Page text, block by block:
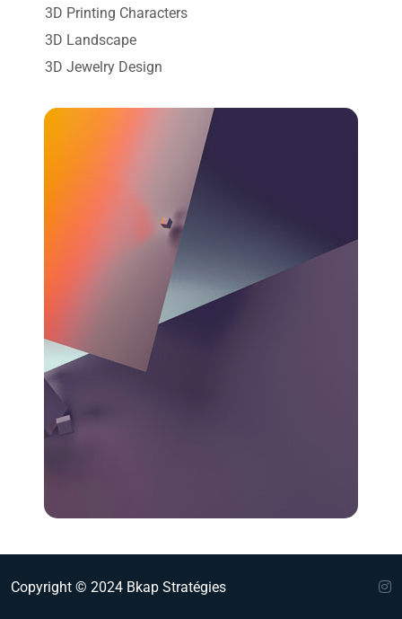
3D Printing Characters
3D Landscape
3D Jewelry Design
Copyright © 2024 Bkap Stratégies